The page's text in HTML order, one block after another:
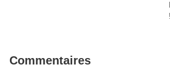
Commentaires